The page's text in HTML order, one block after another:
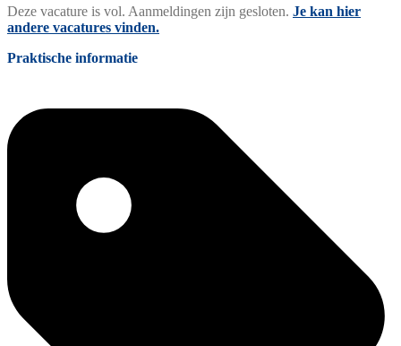
Deze vacature is vol. Aanmeldingen zijn gesloten. Je kan hier
andere vacatures vinden.
Praktische informatie